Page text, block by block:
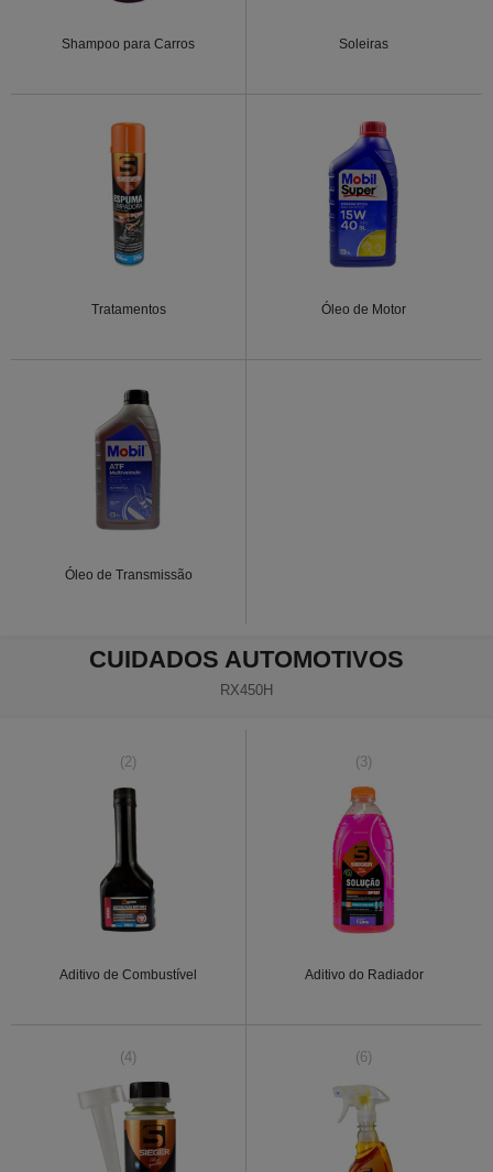
Shampoo para Carros Soleiras
Tratamentos Óleo de Motor
Óleo de Transmissão
CUIDADOS AUTOMOTIVOS
RX450H
(2)
Aditivo de Combustível
(3)
Aditivo do Radiador
(4) (6)